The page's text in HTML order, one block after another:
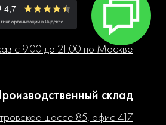
с 9:00 до 21:00 по Москве
склад
шоссе 85, офис 417